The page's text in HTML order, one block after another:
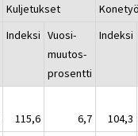
Kuljetukset
Indeksi Vuosi-
muutos-
prosentti
Indeksi
115,6 6,7 104,3